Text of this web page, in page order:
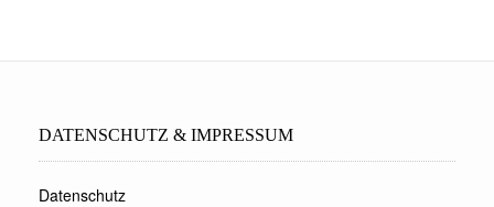
DATENSCHUTZ & IMPRESSUM
Datenschutz